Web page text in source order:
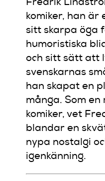
Fredrik
komiker, han är
sitt skarpa öga
humoristiska
och sitt sätt att
svenskarnas
han skapat en
många. Som en
komiker, vet
blandar en
nypa nostalgi
igenkänning.